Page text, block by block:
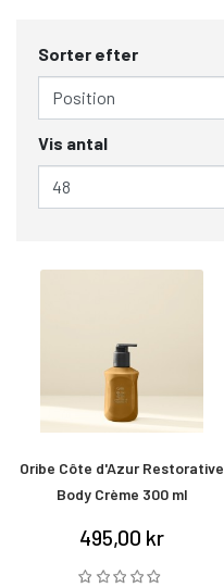
Sorter efter
Vis antal
Oribe Côte d'Azur Restorative
Body Crème 300 ml
495,00 kr